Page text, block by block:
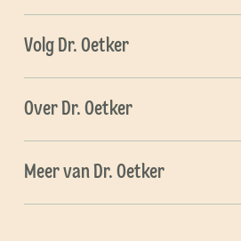
Volg Dr. Oetker
Over Dr. Oetker
Meer van Dr. Oetker